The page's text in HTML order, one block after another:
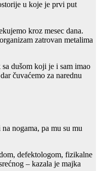
u koje je prvi put
kroz mesec dana.
zatrovan metalima
dušom koji je i sam imao
čuvaćemo za narednu
nogama, pa mu su mu
defektologom, fizikalne
– kazala je majka